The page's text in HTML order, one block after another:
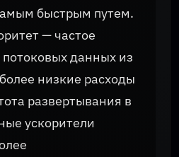
быстрым путем.
— частое
данных из
низкие расходы
развертывания в
ускорители